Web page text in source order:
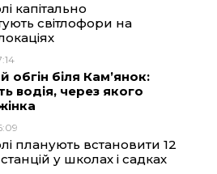
r
a
m
A
капітально
світлофори на
обгін біля Кам’янок:
водія, через якого
планують встановити 12
у школах і садках